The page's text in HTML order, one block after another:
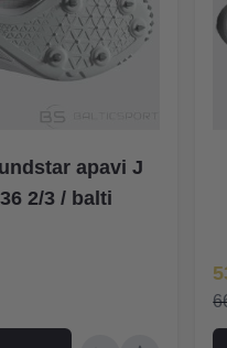
apavi J
2/3 / balti